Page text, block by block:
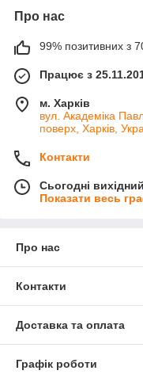
Про нас
99% позитивних з
Працює з
м. Харків
вул. Академіка
поверх, Харків,
Контакти
Сьогодні вихідний
Показати весь
Про нас
Контакти
Доставка та оплата
Графік роботи